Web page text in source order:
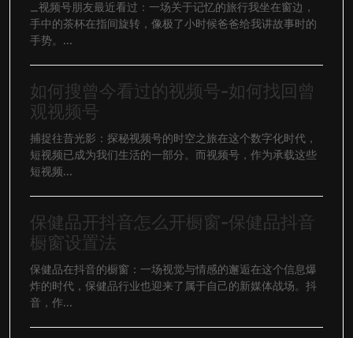
_视频号朋友最近看过：一场关于记忆的旅行我坐在窗边，
手中的茶杯在指间旋转，像极了小时候爸爸给我讲故事时的
手势。...
如何搜曾今看过的视频号-如何找回曾
观视频号
捕捉往昔光影：探秘视频号的时空之旅在这个数字化时代，
短视频已成为我们生活的一部分。而视频号，作为承载这些
短视频...
保健品开抖音怎么开橱窗-保健品抖音
橱窗设置法
保健品在抖音的橱窗：一场视觉与情感的邂逅在这个信息爆
炸的时代，保健品行业也迎来了属于自己的新媒体战场。抖
音，作...